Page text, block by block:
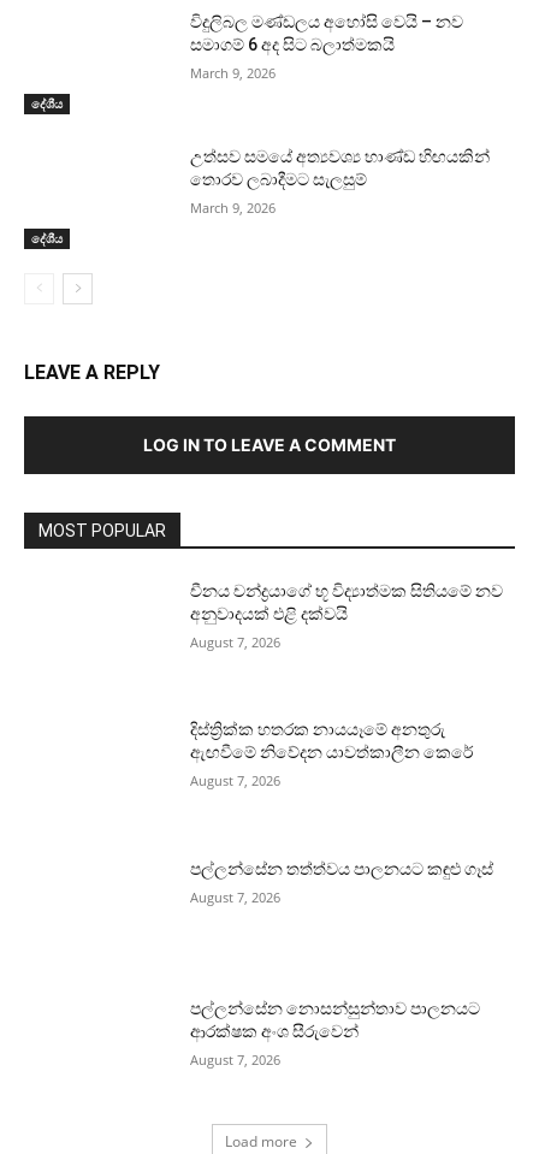
දේශීය
විදුලිබල මණ්ඩලය අහෝසි වෙයි – නව
සමාගම් 6 අද සිට බලාත්මකයි
March 9, 2026
දේශීය
උත්සව සමයේ අත්‍යවශ්‍ය භාණ්ඩ හිඟයකින්
තොරව ලබාදීමට සැලසුම්
March 9, 2026
LEAVE A REPLY
LOG IN TO LEAVE A COMMENT
MOST POPULAR
චීනය චන්ද්‍රයාගේ භූ විද්‍යාත්මක සිතියමේ නව
අනුවාදයක් එළි දක්වයි
August 7, 2026
දිස්ත්‍රික්ක හතරක නායයෑමේ අනතුරු
ඇඟවීමේ නිවේදන යාවත්කාලීන කෙරේ
August 7, 2026
පල්ලන්සේන තත්ත්වය පාලනයට කඳුළු ගෑස්
August 7, 2026
පල්ලන්සේන නොසන්සුන්තාව පාලනයට
ආරක්ෂක අංශ සීරුවෙන්
August 7, 2026
Load more